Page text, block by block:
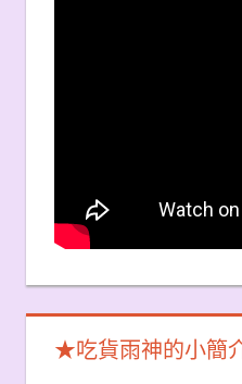
★吃貨雨神的小簡